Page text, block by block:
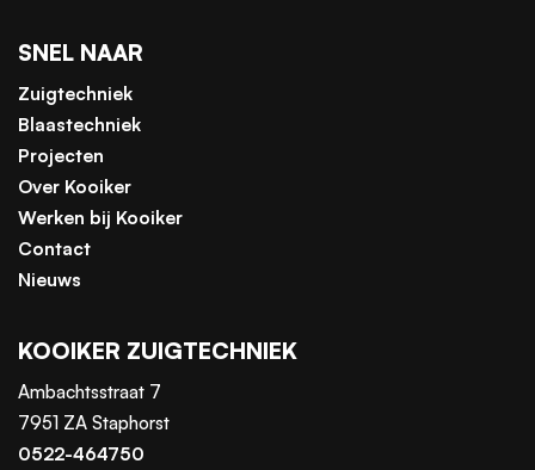
SNEL NAAR
Zuigtechniek
Blaastechniek
Projecten
Over Kooiker
Werken bij Kooiker
Contact
Nieuws
KOOIKER ZUIGTECHNIEK
Ambachtsstraat 7
7951 ZA Staphorst
0522-464750